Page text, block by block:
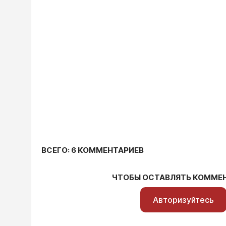
ВСЕГО: 6 КОММЕНТАРИЕВ
ЧТОБЫ ОСТАВЛЯТЬ
Авторизуйтесь